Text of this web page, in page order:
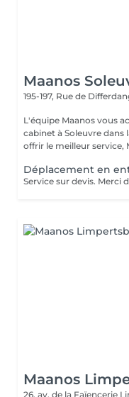
Maanos
195-197, Rue de
L'équipe Maanos vous
cabinet à Soleuvre dans
offrir le meilleur service,
Déplacement en
Maanos
26, av. de la Faïencerie